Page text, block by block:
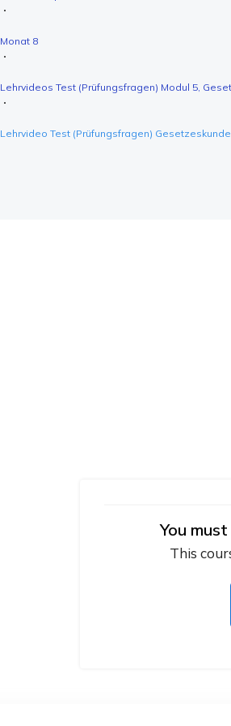
Monat 8
Lehrvideos Test (Prüfungsfragen) Modul 5,
Lehrvideo Test (Prüfungsfragen)
You
This